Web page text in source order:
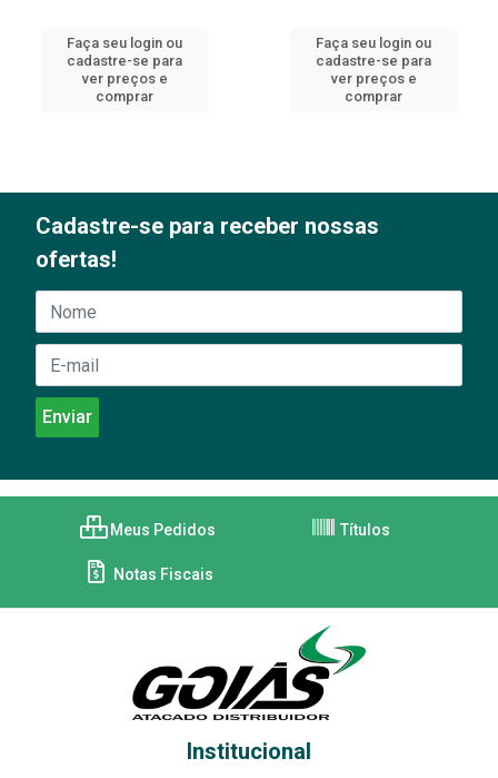
Faça seu login ou
cadastre-se para
ver preços e
comprar
Faça seu login ou
cadastre-se para
ver preços e
comprar
Cadastre-se para receber nossas
ofertas!
Meus Pedidos Títulos
Notas Fiscais
Institucional